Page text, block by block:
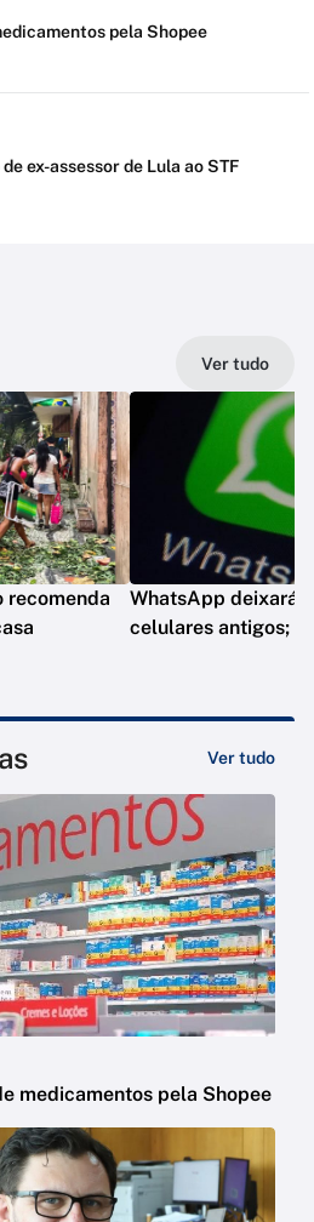
pela Shopee
ex-assessor de Lula ao STF
Ver tudo
recomenda
WhatsApp deixará
celulares antigos;
Ver tudo
medicamentos pela Shopee